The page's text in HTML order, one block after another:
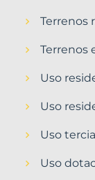
Terrenos
Terrenos
Uso
Uso
Uso
Uso